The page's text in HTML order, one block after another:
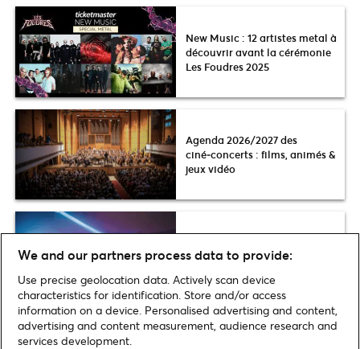
New Music : 12 artistes metal à
découvrir avant la cérémonie
Les Foudres 2025
Agenda 2026/2027 des
ciné‑concerts : films, animés &
jeux vidéo
français à connaître en
We and our partners process data to provide:
Use precise geolocation data. Actively scan device
characteristics for identification. Store and/or access
information on a device. Personalised advertising and content,
advertising and content measurement, audience research and
services development.